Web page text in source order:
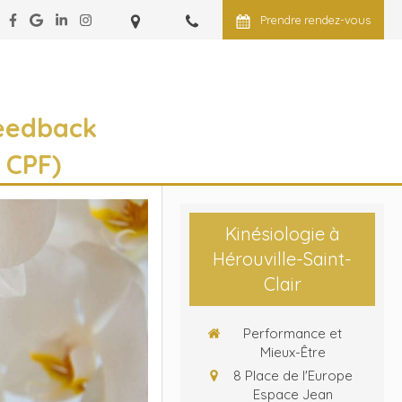
Prendre rendez-vous
Kinésiologie à
Hérouville-Saint-
Clair
Performance et
Mieux-Être
8 Place de l'Europe
Espace Jean